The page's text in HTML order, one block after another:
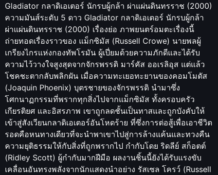
Gladiator กลาดิเอเตอร์ นักรบผู้กล้า ผ่าแผ่นดินทรราช (2000)
ความมันส์ระดับ 5 ดาว Gladiator กลาดิเอเตอร์ นักรบผู้กล้า
ผ่าแผ่นดินทรราช (2000) เรื่องย่อ ภาพยนตร์อมตะเรื่องนี้
ถ่ายทอดเรื่องราวของ แม็กซิมัส (Russell Crowe) นายพลผู้
เกรียงไกรแห่งกองทัพโรมัน ผู้เปี่ยมด้วยความภักดีและได้รับ
ความไว้วางใจสูงสุดจากจักรพรรดิ มาร์คัส ออเรลิอุส แต่แล้ว
โชคชะตากลับพลิกผัน เมื่อความทะเยอทะยานของคอมโมดัส
(Joaquin Phoenix) บุตรชายของจักรพรรดิ นำมาซึ่ง
โศกนาฏกรรมที่พรากทุกสิ่งไปจากแม็กซิมัส ทั้งครอบครัว
เกียรติยศ และอิสรภาพ เขาถูกลดชั้นเป็นทาสและถูกบังคับให้
เข้าสู่สังเวียนกลาดิเอเตอร์อันโหดร้าย ที่ซึ่งการต่อสู้เพื่อเอาชีวิต
รอดคือหนทางเดียวที่จะนำพาเขาไปสู่การล้างแค้นและทวงคืน
ความยุติธรรมให้กับสิ่งที่ถูกพรากไป กำกับโดย ริดลีย์ สก็อตต์
(Ridley Scott) ผู้กำกับมากฝีมือ ผลงานชิ้นนี้ยังได้รับแรงขับ
เคลื่อนอันทรงพลังจากนักแสดงนำอย่าง รัสเซล โครว์ (Russell